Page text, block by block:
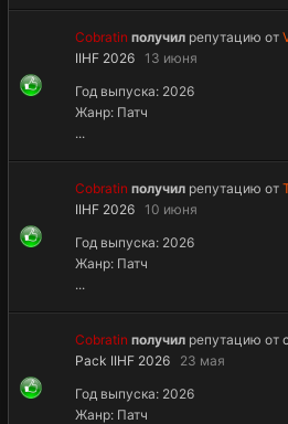
Cobratin получил репутацию от
IIHF 2026
13 июня
Год выпуска: 2026
Жанр: Патч
...
Cobratin получил репутацию от
IIHF 2026
10 июня
Год выпуска: 2026
Жанр: Патч
...
Cobratin получил репутацию от
Pack IIHF 2026
23 мая
Год выпуска: 2026
Жанр: Патч